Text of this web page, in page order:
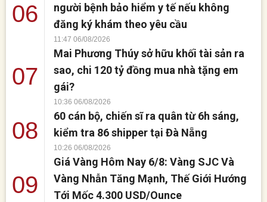
06
người bệnh bảo hiểm y tế nếu không
đăng ký khám theo yêu cầu
11:47 06/08/2026
07
Mai Phương Thúy sở hữu khối tài sản ra
sao, chi 120 tỷ đồng mua nhà tặng em
gái?
10:36 06/08/2026
08
60 cán bộ, chiến sĩ ra quân từ 6h sáng,
kiểm tra 86 shipper tại Đà Nẵng
10:26 06/08/2026
09
Giá Vàng Hôm Nay 6/8: Vàng SJC Và
Vàng Nhẫn Tăng Mạnh, Thế Giới Hướng
Tới Mốc 4.300 USD/Ounce